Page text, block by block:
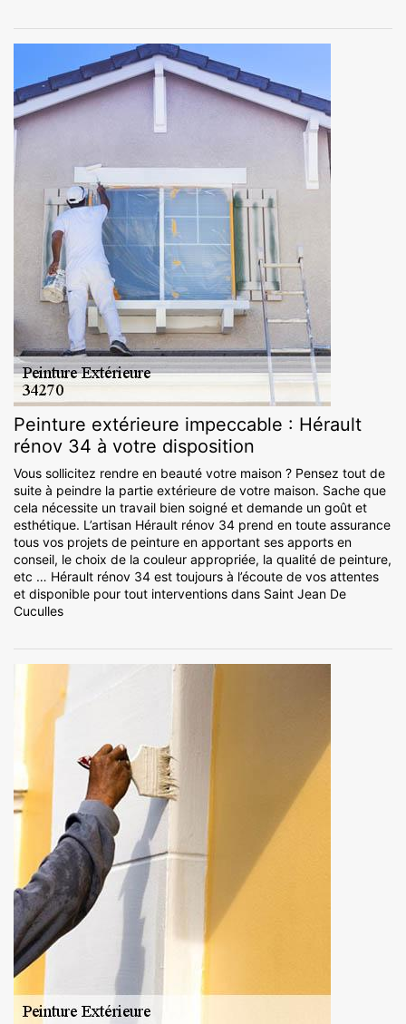
Peinture extérieure impeccable : Hérault
rénov 34 à votre disposition
Vous sollicitez rendre en beauté votre maison ? Pensez tout de
suite à peindre la partie extérieure de votre maison. Sache que
cela nécessite un travail bien soigné et demande un goût et
esthétique. L’artisan Hérault rénov 34 prend en toute assurance
tous vos projets de peinture en apportant ses apports en
conseil, le choix de la couleur appropriée, la qualité de peinture,
etc … Hérault rénov 34 est toujours à l’écoute de vos attentes
et disponible pour tout interventions dans Saint Jean De
Cuculles